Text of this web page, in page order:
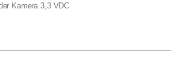
Kamera 3,3 VDC